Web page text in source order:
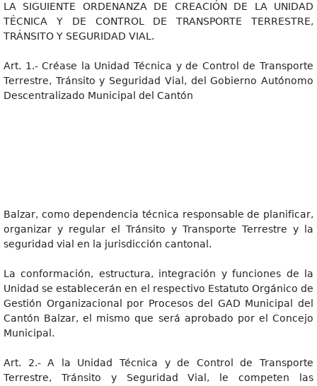
LA SIGUIENTE ORDENANZA DE CREACIÓN DE LA UNIDAD
TÉCNICA Y DE CONTROL DE TRANSPORTE TERRESTRE,
TRÁNSITO Y SEGURIDAD VIAL.
Art. 1.- Créase la Unidad Técnica y de Control de Transporte
Terrestre, Tránsito y Seguridad Vial, del Gobierno Autónomo
Descentralizado Municipal del Cantón
Balzar, como dependencia técnica responsable de planificar,
organizar y regular el Tránsito y Transporte Terrestre y la
seguridad vial en la jurisdicción cantonal.
La conformación, estructura, integración y funciones de la
Unidad se establecerán en el respectivo Estatuto Orgánico de
Gestión Organizacional por Procesos del GAD Municipal del
Cantón Balzar, el mismo que será aprobado por el Concejo
Municipal.
Art. 2.- A la Unidad Técnica y de Control de Transporte
Terrestre, Tránsito y Seguridad Vial, le competen las